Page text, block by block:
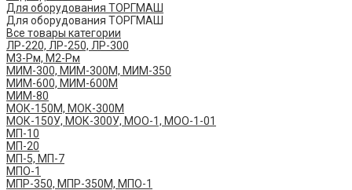
Для оборудования ТОРГМАШ
Для оборудования ТОРГМАШ
Все товары категории
ЛР-220, ЛР-250, ЛР-300
М3-Рм, М2-Рм
МИМ-300, МИМ-300М, МИМ-350
МИМ-600, МИМ-600М
МИМ-80
МОК-150М, МОК-300М
МОК-150У, МОК-300У, МОО-1, МОО-1-01
МП-10
МП-20
МП-5, МП-7
МПО-1
МПР-350, МПР-350М, МПО-1